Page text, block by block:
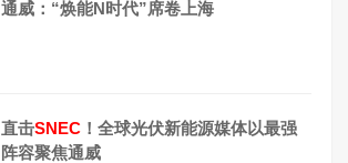
通威：“焕能N时代”席卷上海
直击SNEC ！全球光伏新能源媒体以最强
阵容聚焦通威